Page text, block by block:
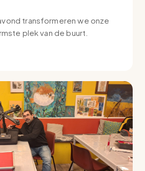
transformeren we onze
plek van de buurt.